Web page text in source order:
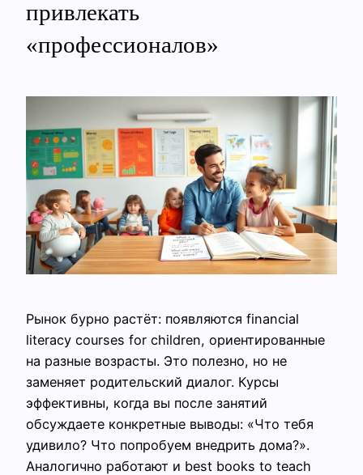
привлекать
«профессионалов»
Рынок бурно растёт: появляются financial
literacy courses for children, ориентированные
на разные возрасты. Это полезно, но не
заменяет родительский диалог. Курсы
эффективны, когда вы после занятий
обсуждаете конкретные выводы: «Что тебя
удивило? Что попробуем внедрить дома?».
Аналогично работают и best books to teach